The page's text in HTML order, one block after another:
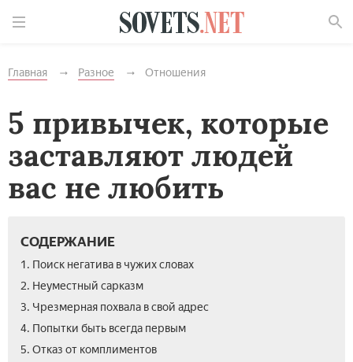
Главная Разное Отношения
5 привычек, которые
заставляют людей
вас не любить
СОДЕРЖАНИЕ
1. Поиск негатива в чужих словах
2. Неуместный сарказм
3. Чрезмерная похвала в свой адрес
4. Попытки быть всегда первым
5. Отказ от комплиментов